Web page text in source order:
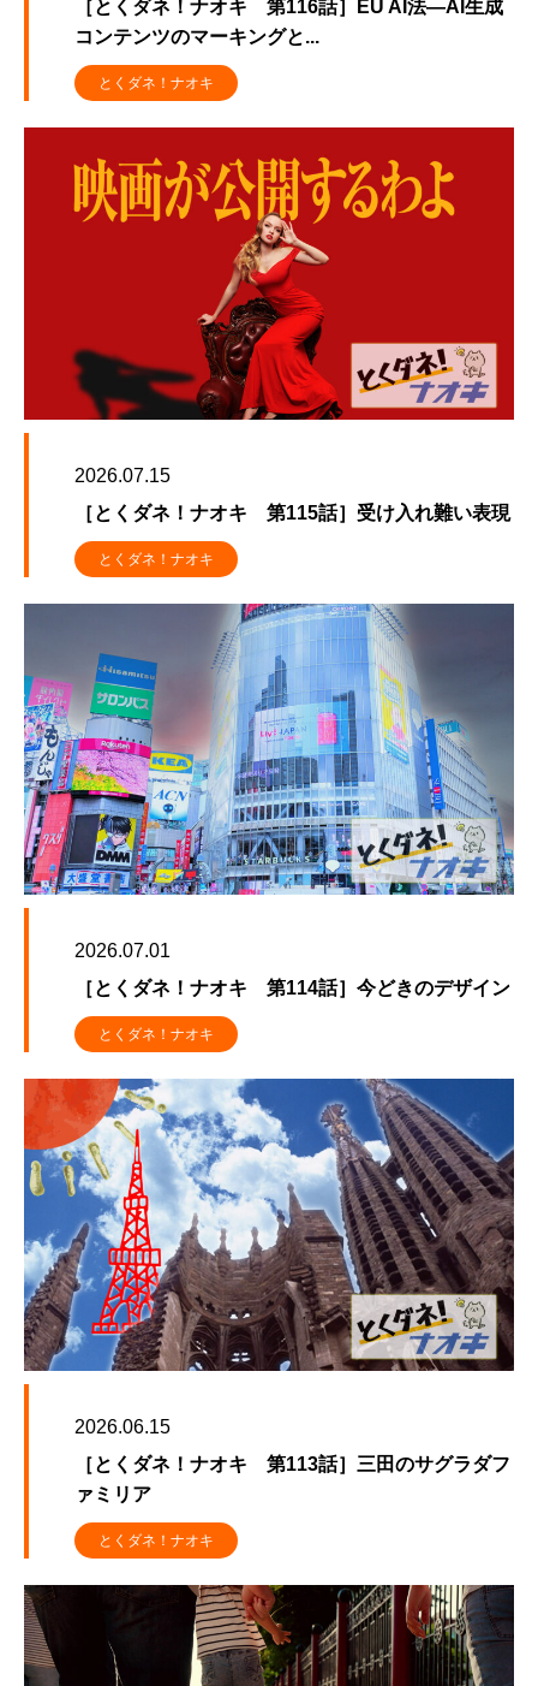
［とくダネ！ナオキ 第116話］EU AI法―AI生成
コンテンツのマーキングと...
とくダネ！ナオキ
2026.07.15
［とくダネ！ナオキ 第115話］受け入れ難い表現
とくダネ！ナオキ
2026.07.01
［とくダネ！ナオキ 第114話］今どきのデザイン
とくダネ！ナオキ
2026.06.15
［とくダネ！ナオキ 第113話］三田のサグラダフ
ァミリア
とくダネ！ナオキ